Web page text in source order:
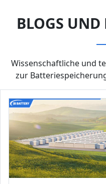
BLOGS
Wissenschaftliche und
zur